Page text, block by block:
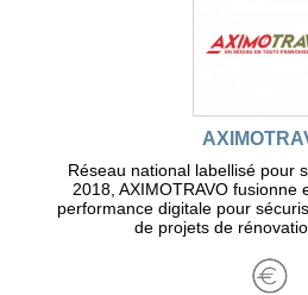
Réseau national labellisé pour
2018, AXIMOTRAVO fusionne
performance digitale pour
de projets de